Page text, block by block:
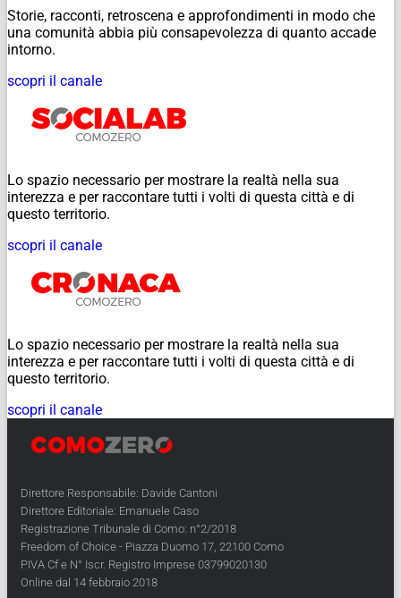
Storie, racconti, retroscena e approfondimenti in modo che
una comunità abbia più consapevolezza di quanto accade
intorno.
scopri il canale
Lo spazio necessario per mostrare la realtà nella sua
interezza e per raccontare tutti i volti di questa città e di
questo territorio.
scopri il canale
Lo spazio necessario per mostrare la realtà nella sua
interezza e per raccontare tutti i volti di questa città e di
questo territorio.
scopri il canale
Direttore Responsabile: Davide Cantoni
Direttore Editoriale: Emanuele Caso
Registrazione Tribunale di Como: n°2/2018
Freedom of Choice - Piazza Duomo 17, 22100 Como
PIVA Cf e N° Iscr. Registro Imprese 03799020130
Online dal 14 febbraio 2018